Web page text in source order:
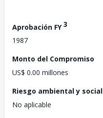
Aprobación FY3
1987
Monto del Compromiso
US$ 0.00 millones
Riesgo ambiental y social
No aplicable